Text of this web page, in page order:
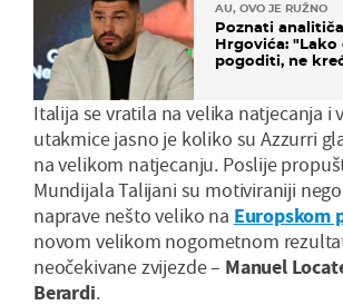
AU, OVO JE RUŽNO
Poznati
Hrgovića: "Lako
pogoditi, ne
Italija se vratila na velika natjecanja i
utakmice jasno je koliko su Azzurri
na velikom natjecanju. Poslije
Mundijala Talijani su motiviraniji
naprave nešto veliko na Europskom
novom velikom nogometnom
neočekivane zvijezde – Manuel
Berardi.